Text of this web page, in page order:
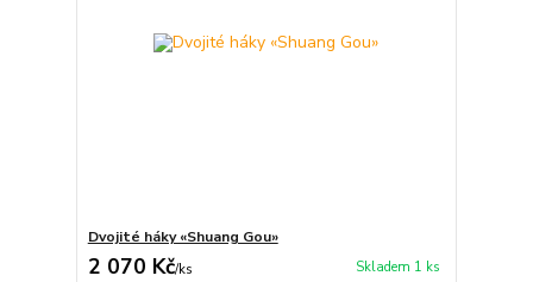
Dvojité háky «Shuang Gou»
2 070 Kč/ks Skladem 1 ks